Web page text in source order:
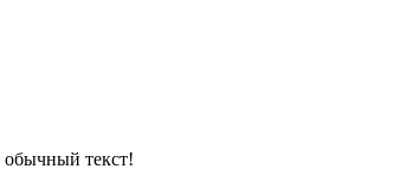
обычный текст!